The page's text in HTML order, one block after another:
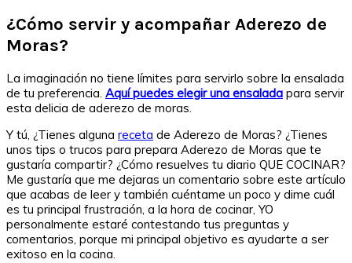
¿Cómo servir y acompañar Aderezo de
Moras?
La imaginación no tiene límites para servirlo sobre la ensalada
de tu preferencia. Aquí puedes elegir una ensalada para servir
esta delicia de aderezo de moras.
Y tú, ¿Tienes alguna receta de Aderezo de Moras? ¿Tienes
unos tips o trucos para prepara Aderezo de Moras que te
gustaría compartir? ¿Cómo resuelves tu diario QUE COCINAR?
Me gustaría que me dejaras un comentario sobre este artículo
que acabas de leer y también cuéntame un poco y dime cuál
es tu principal frustración, a la hora de cocinar, YO
personalmente estaré contestando tus preguntas y
comentarios, porque mi principal objetivo es ayudarte a ser
exitoso en la cocina.